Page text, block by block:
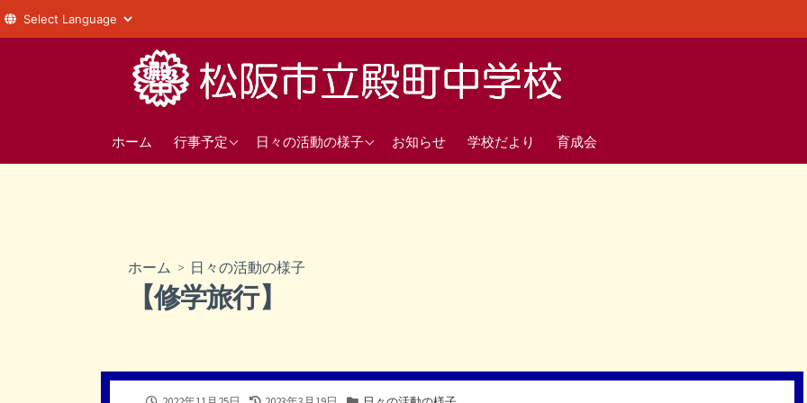
へ
ホーム 行事予定
年間の行事予定日々の活動の様子
1年
生徒会
お知らせ 学校だより 育成会
ホーム > 日々の活動の様子
【修学旅行】
公
最
カ